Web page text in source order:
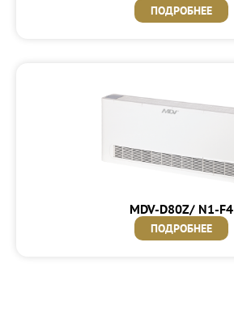
ПОДРОБНЕЕ
MDV-D80Z/ N1-F4
ПОДРОБНЕЕ